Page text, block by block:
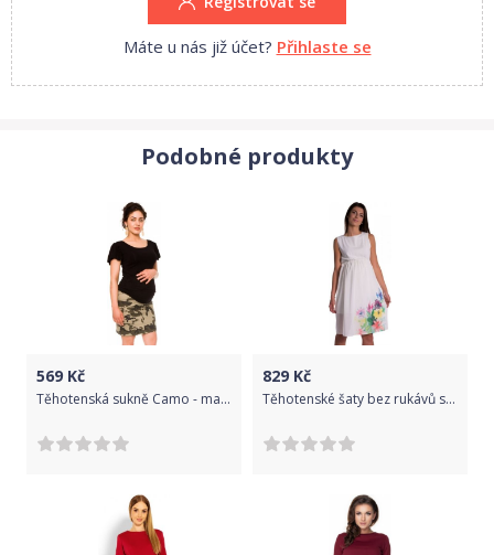
lišit +- 1-2cm.
1. jakost.
Máte u nás již účet? Přihlaste se
Podobné produkty
569 Kč
Těhotenská sukně Camo - maskáčová, Velikosti těh. moda XL (42)
829 Kč
Těhotenské šaty bez rukávů s potiskem květin - ecru, Velikosti těh. moda L (40)